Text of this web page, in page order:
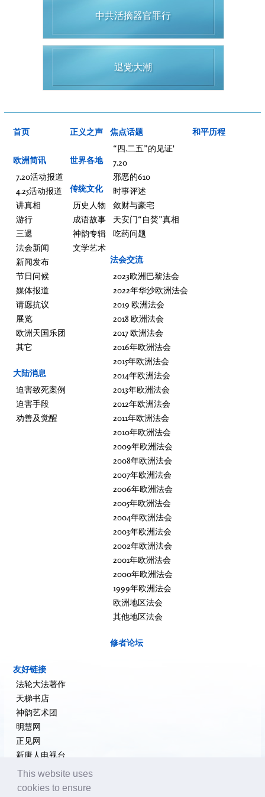
中共活摘器官罪行
退党大潮
首页
欧洲简讯
7.20活动报道
4.25活动报道
讲真相
游行
三退
法会新闻
新闻发布
节日问候
媒体报道
请愿抗议
展览
欧洲天国乐团
其它
大陆消息
迫害致死案例
迫害手段
劝善及觉醒
正义之声
世界各地
传统文化
历史人物
成语故事
神韵专辑
文学艺术
焦点话题
“四.二五”的见证'
7.20
邪恶的610
时事评述
敛财与豪宅
天安门“自焚”真相
吃药问题
法会交流
2023欧洲巴黎法会
2022年华沙欧洲法会
2019 欧洲法会
2018 欧洲法会
2017 欧洲法会
2016年欧洲法会
2015年欧洲法会
2014年欧洲法会
2013年欧洲法会
2012年欧洲法会
2011年欧洲法会
2010年欧洲法会
2009年欧洲法会
2008年欧洲法会
2007年欧洲法会
2006年欧洲法会
2005年欧洲法会
2004年欧洲法会
2003年欧洲法会
2002年欧洲法会
2001年欧洲法会
2000年欧洲法会
1999年欧洲法会
欧洲地区法会
其他地区法会
修者论坛
和平历程
友好链接
法轮大法著作
天梯书店
神韵艺术团
明慧网
正见网
新唐人电视台
大纪元新闻网
希望之声
This website uses
cookies to ensure